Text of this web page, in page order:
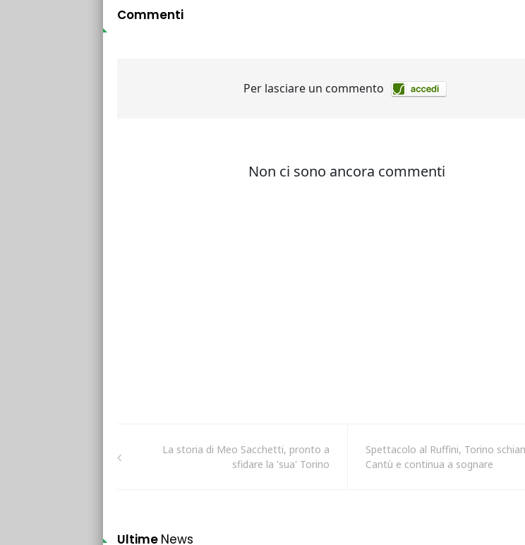
Commenti
La storia di Meo Sacchetti, pronto a
sfidare la 'sua' Torino
Spettacolo al Ruffini, Torino
Cantù e continua a sognare
Ultime News